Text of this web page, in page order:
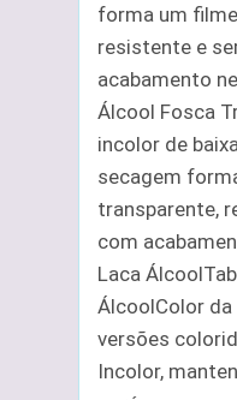
forma um
resistente e
acabamento
Álcool Fosca
incolor de
secagem
transparente,
com
Laca
ÁlcoolColor da
versões
Incolor,